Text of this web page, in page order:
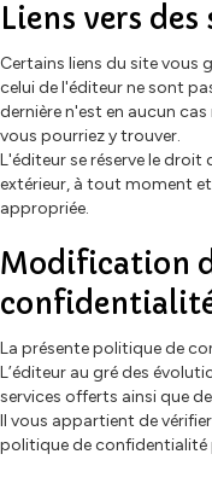
Liens vers
Certains liens du site vous
celui de l'éditeur ne sont
dernière n'est en aucun
vous pourriez y trouver.
L'éditeur se réserve le droit
extérieur, à tout moment
appropriée.
Modification
La présente politique de
L’éditeur au gré des
services offerts ainsi que
Il vous appartient de
politique de confidentialité